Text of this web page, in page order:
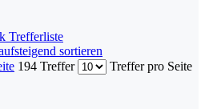
Trefferliste
sortieren
194 Treffer Treffer pro Seite